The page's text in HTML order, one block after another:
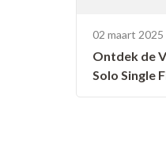
02 maart 2025
Ontdek de
Solo Single